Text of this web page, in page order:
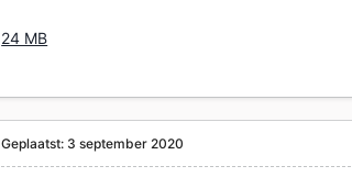
24 MB
Geplaatst: 3 september 2020